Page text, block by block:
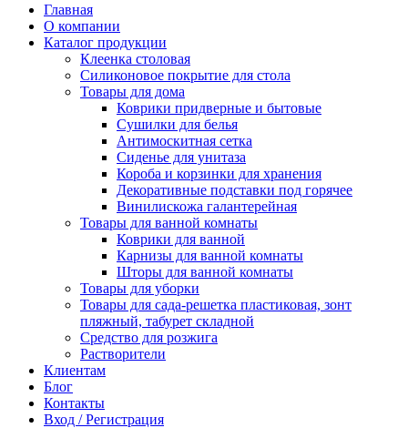
Главная
О компании
Каталог продукции
Клеенка столовая
Силиконовое покрытие для стола
Товары для дома
Коврики придверные и бытовые
Сушилки для белья
Антимоскитная сетка
Сиденье для унитаза
Короба и корзинки для хранения
Декоративные подставки под горячее
Винилискожа галантерейная
Товары для ванной комнаты
Коврики для ванной
Карнизы для ванной комнаты
Шторы для ванной комнаты
Товары для уборки
Товары для сада-решетка пластиковая, зонт
пляжный, табурет складной
Средство для розжига
Растворители
Клиентам
Блог
Контакты
Вход / Регистрация